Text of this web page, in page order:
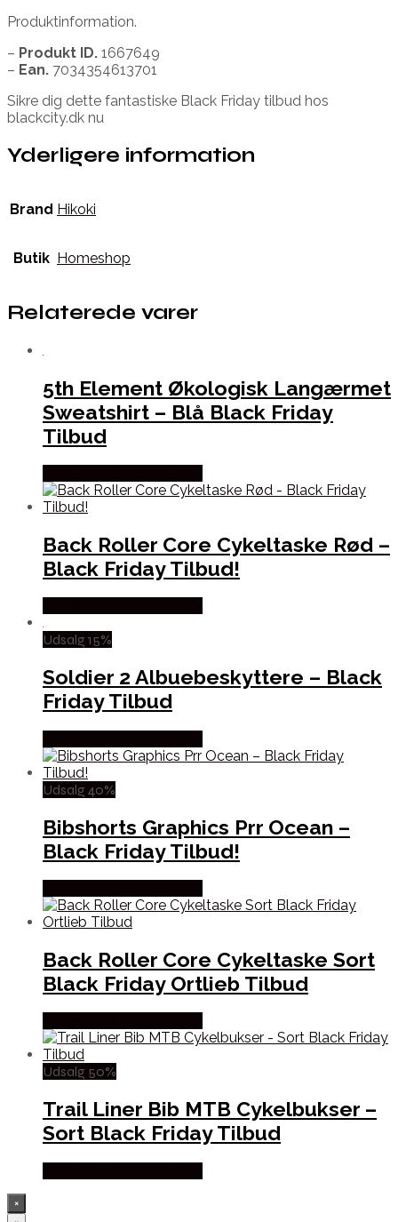
Produktinformation.
– Produkt ID. 1667649
– Ean. 7034354613701
Sikre dig dette fantastiske Black Friday tilbud hos
blackcity.dk nu
Yderligere information
Brand Hikoki
Butik Homeshop
Relaterede varer
5th Element Økologisk Langærmet
Sweatshirt – Blå Black Friday
Tilbud
Back Roller Core Cykeltaske Rød –
Black Friday Tilbud!
Udsalg 15%
Soldier 2 Albuebeskyttere – Black
Friday Tilbud
Udsalg 40%
Bibshorts Graphics Prr Ocean –
Black Friday Tilbud!
Back Roller Core Cykeltaske Sort
Black Friday Ortlieb Tilbud
Udsalg 50%
Trail Liner Bib MTB Cykelbukser –
Sort Black Friday Tilbud
×